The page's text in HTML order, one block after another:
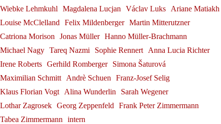
Andrè Schuen
Wiebke Lehmkuhl
Magdalena Lucjan Václav Luks
Ariane Matiakh
Louise McClelland
Felix Mildenberger Martin Mitterutzner
Catriona Morison
Jonas Müller Hanno Müller-Brachmann
Michael Nagy Tareq Nazmi Sophie Rennert
Anna Lucia Richter
Irene Roberts Gerhild Romberger
Simona Šaturová
Maximilian Schmitt
Andrè Schuen
Franz-Josef Selig
Klaus Florian Vogt
Alina Wunderlin
Sarah Wegener
Lothar Zagrosek Georg Zeppenfeld
Frank Peter Zimmermann
Tabea Zimmermann
intern